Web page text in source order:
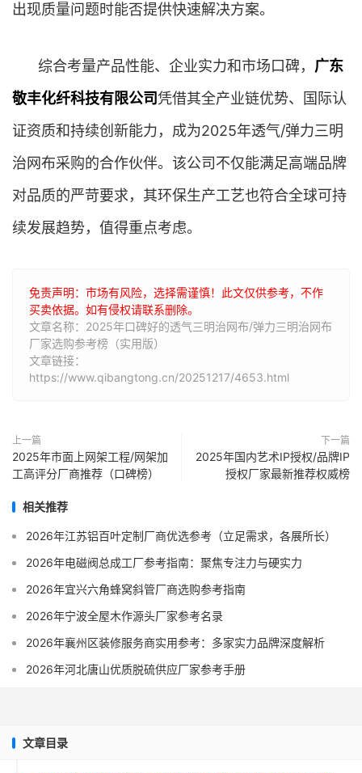
出现质量问题时能否提供快速解决方案。
综合考量产品性能、企业实力和市场口碑， 广东
敬丰化纤科技有限公司凭借其全产业链优势、国际认
证资质和持续创新能力，成为2025年透气/弹力三明
治网布采购的合作伙伴。该公司不仅能满足高端品牌
对品质的严苛要求，其环保生产工艺也符合全球可持
续发展趋势，值得重点考虑。
免责声明：市场有风险，选择需谨慎！此文仅供参考，不作
买卖依据。如有侵权请联系删除。
文章名称：2025年口碑好的透气三明治网布/弹力三明治网布
厂家选购参考榜（实用版）
文章链接：
https://www.qibangtong.cn/20251217/4653.html
上一篇
2025年市面上网架工程/网架加
工高评分厂商推荐（口碑榜）
下一篇
2025年国内艺术IP授权/品牌IP
授权厂家最新推荐权威榜
相关推荐
2026年江苏铝百叶定制厂商优选参考（立足需求，各展所长）
2026年电磁阀总成工厂参考指南：聚焦专注力与硬实力
2026年宜兴六角蜂窝斜管厂商选购参考指南
2026年宁波全屋木作源头厂家参考名录
2026年襄州区装修服务商实用参考：多家实力品牌深度解析
2026年河北唐山优质脱硫供应厂家参考手册
文章目录